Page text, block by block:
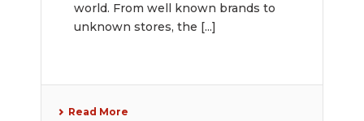
world. From well known brands to
unknown stores, the [...]
Read More